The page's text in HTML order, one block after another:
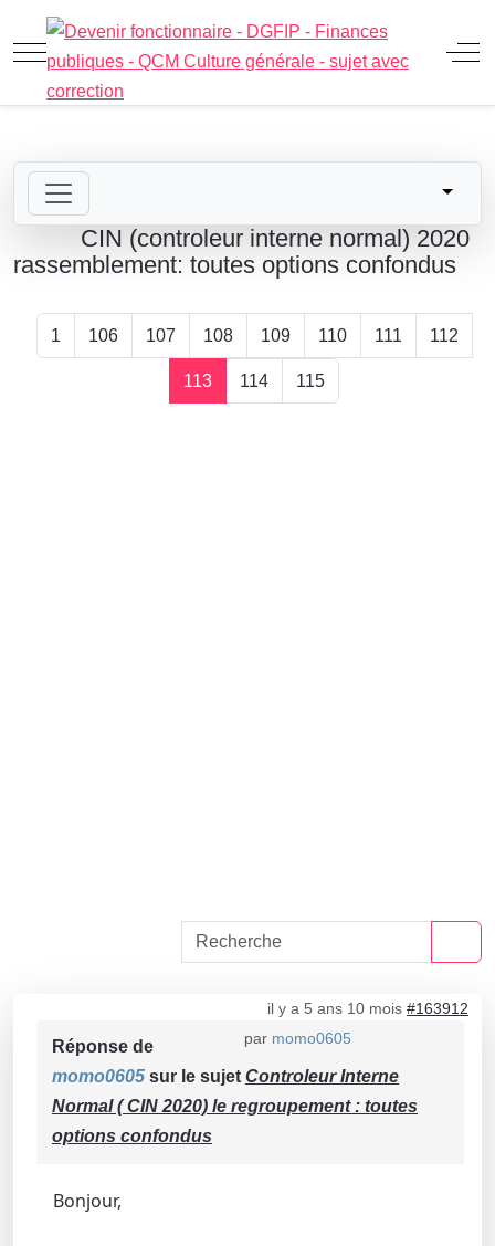
Mobile Menu Toggle Off-
CIN (controleur interne normal) 2020
rassemblement: toutes options confondus
1 106 107 108 109 110 111 112
113 114 115
il y a 5 ans 10 mois #163912
par momo0605
Réponse de
momo0605 sur le sujet Controleur Interne
Normal ( CIN 2020) le regroupement : toutes
options confondus
Bonjour,